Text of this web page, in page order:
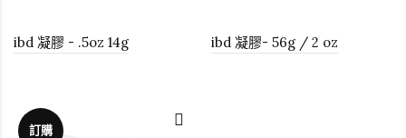
ibd 凝膠 - .5oz 14g ibd 凝膠- 56g / 2 oz
訂購